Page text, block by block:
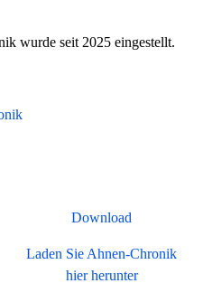
wurde seit 2025 eingestellt.
Download
Laden Sie Ahnen-Chronik
hier herunter